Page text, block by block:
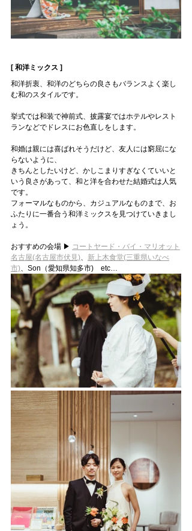
[ 和洋ミックス ]
和洋折衷、和洋のどちらの良さもバランスよく楽し
む和のスタイルです。
挙式では和装で神前式、披露宴ではホテルやレスト
ランなどでドレスにお色直しをします。
和婚は親には喜ばれそうだけど、友人には窮屈にな
らないように、
きちんとしたいけど、かしこまりすぎなくていいと
いう良さがあって、和と洋を合わせた結婚式は人気
です。
フォーマルなものから、カジュアルなものまで、お
ふたりに一番合う和洋ミックスを見つけていきまし
ょう。
おすすめの会場 ▶ コートヤード・バイ・マリオット
名古屋(名古屋市伏見)
新上木食堂(三重県いなべ
市) 、Son（愛知県知多市)　etc…